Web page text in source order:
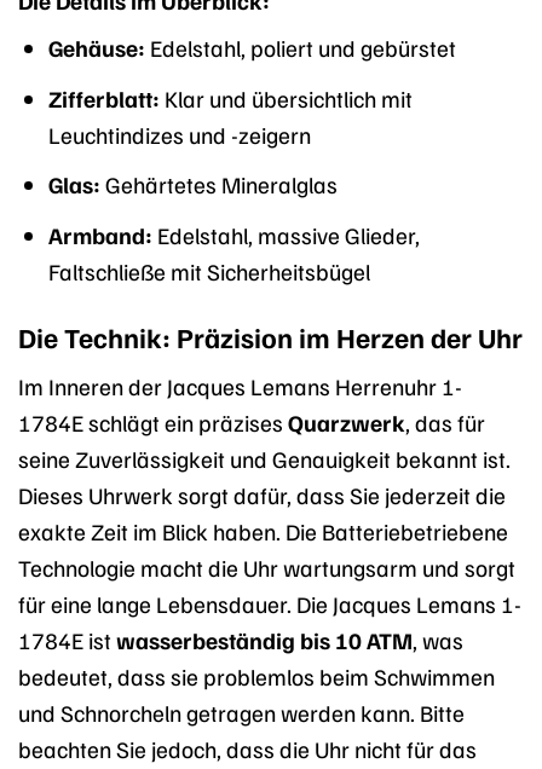
Gehäuse: Edelstahl, poliert und gebürstet
Zifferblatt: Klar und übersichtlich mit
Leuchtindizes und -zeigern
Glas: Gehärtetes Mineralglas
Armband: Edelstahl, massive Glieder,
Faltschließe mit Sicherheitsbügel
Die Technik: Präzision im Herzen der Uhr
Im Inneren der Jacques Lemans Herrenuhr 1-
1784E schlägt ein präzises Quarzwerk, das für
seine Zuverlässigkeit und Genauigkeit bekannt ist.
Dieses Uhrwerk sorgt dafür, dass Sie jederzeit die
exakte Zeit im Blick haben. Die Batteriebetriebene
Technologie macht die Uhr wartungsarm und sorgt
für eine lange Lebensdauer. Die Jacques Lemans 1-
1784E ist wasserbeständig bis 10 ATM, was
bedeutet, dass sie problemlos beim Schwimmen
und Schnorcheln getragen werden kann. Bitte
beachten Sie jedoch, dass die Uhr nicht für das